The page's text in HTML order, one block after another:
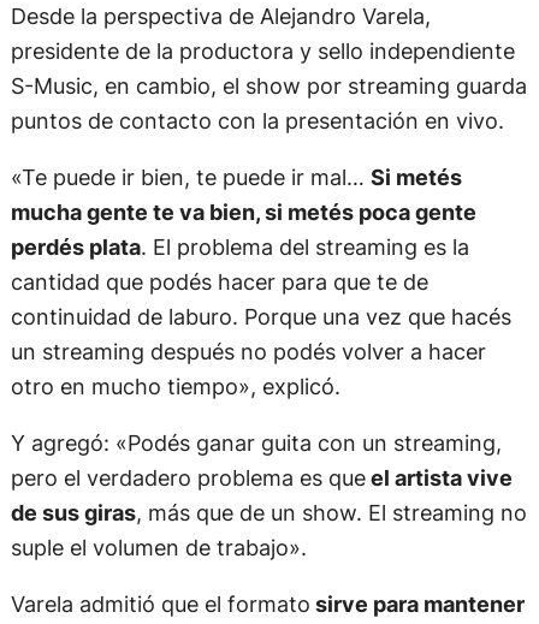
Desde la perspectiva de Alejandro Varela,
presidente de la productora y sello independiente
S-Music, en cambio, el show por streaming guarda
puntos de contacto con la presentación en vivo.
«Te puede ir bien, te puede ir mal… Si metés
mucha gente te va bien, si metés poca gente
perdés plata. El problema del streaming es la
cantidad que podés hacer para que te de
continuidad de laburo. Porque una vez que hacés
un streaming después no podés volver a hacer
otro en mucho tiempo», explicó.
Y agregó: «Podés ganar guita con un streaming,
pero el verdadero problema es queel artista vive
de sus giras, más que de un show. El streaming no
suple el volumen de trabajo».
Varela admitió que el formato sirve para mantener